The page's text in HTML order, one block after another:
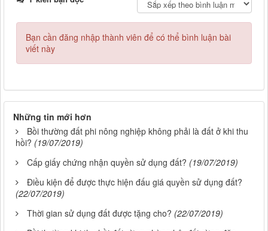
Bạn cần đăng nhập thành viên để có thể bình luận bài
viết này
Những tin mới hơn
Bồi thường đất phi nông nghiệp không phải là đất ở khi thu
hồi? (19/07/2019)
Cấp giấy chứng nhận quyền sử dụng đất? (19/07/2019)
Điều kiện để được thực hiện đấu giá quyền sử dụng đất?
(22/07/2019)
Thời gian sử dụng đất được tặng cho? (22/07/2019)